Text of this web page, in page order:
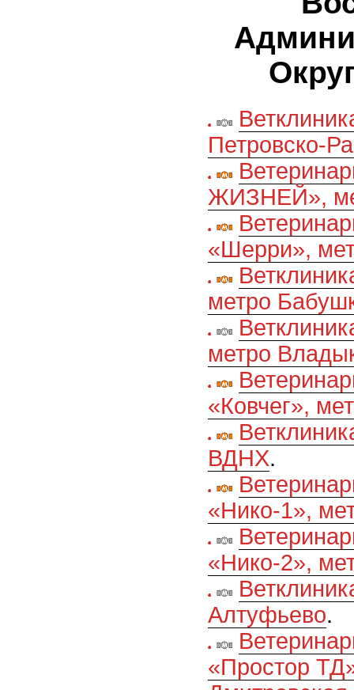
Петровско-
ЖИЗНЕЙ»,
«Шерри»,
метро
метро
«Ковчег»,
ВДНХ.
«Нико-1»,
«Нико-2»,
Алтуфьево.
«Простор